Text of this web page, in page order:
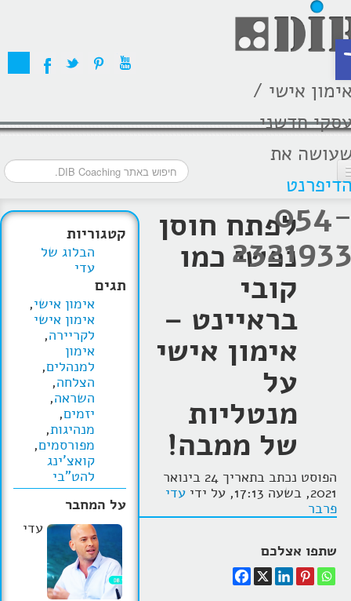
אישי /
חדשני
את
מסלולי אימון
בלוג קואצ'ינג
סרטוני אימון
שאלות תשובות
יצירת קשר
קטגוריות
הבלוג של
עדי
תגים
אימון אישי,
אימון אישי
לקריירה,
אימון
למנהלים,
הצלחה,
השראה,
יזמים,
מנהיגות,
מפורסמים,
קואצ'ינג
להט"בי
על המחבר
עדי
לפתח חוסן
נפשי כמו
קובי
בראיינט –
אימון אישי
על
מנטליות
של ממבה!
הפוסט נכתב בתאריך 24 בינואר
2021, בשעה 17:13, על ידי
עדי
פרבר
שתפו אצלכם